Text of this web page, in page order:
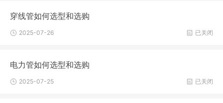
穿线管如何选型和选购
已关闭
2025-07-26
电力管如何选型和选购
已关闭
2025-07-25